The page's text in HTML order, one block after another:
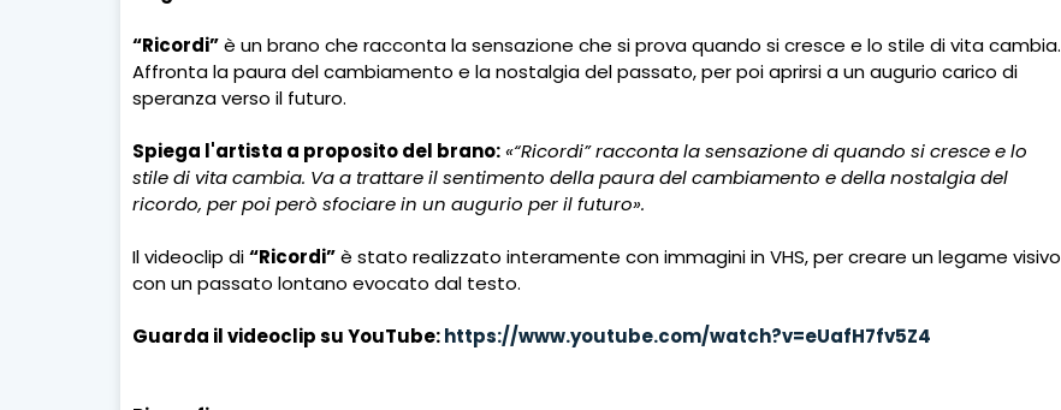
“Ricordi”è un brano che racconta la sensazione che si prova quando si cresce e lo stile di vita cambia.
Affronta la paura del cambiamento e la nostalgia del passato, per poi aprirsi a un augurio carico di
speranza verso il futuro.
Spiega l'artista a proposito del brano: «“Ricordi” racconta la sensazione di quando si cresce e lo
stile di vita cambia. Va a trattare il sentimento della paura del cambiamento e della nostalgia del
ricordo, per poi però sfociare in un augurio per il futuro».
Il videoclip di“Ricordi”è stato realizzato interamente con immagini in VHS, per creare un legame visivo
con un passato lontano evocato dal testo.
Guarda il videoclip su YouTube:https://www.youtube.com/watch?v=eUafH7fv5Z4